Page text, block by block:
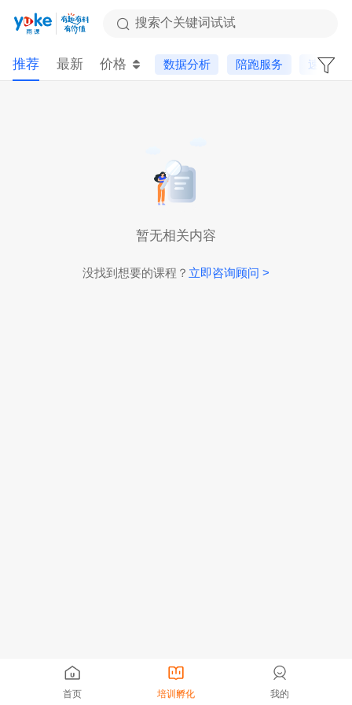
搜索个关键词试试
推荐 最新 价格 数据分析 陪跑服务 速卖通
暂无相关内容
没找到想要的课程？ 立即咨询顾问 >
首页 培训孵化 我的